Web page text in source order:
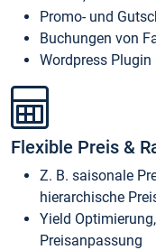
Promo- und
Buchungen von
Wordpress Plugin
Flexible Preis &
Z. B. saisonale
hierarchische
Yield
Preisanpassung